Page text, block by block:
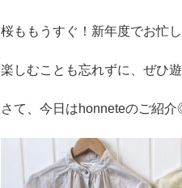
桜ももうすぐ！新年度でお忙
楽しむことも忘れずに、ぜひ
さて、今日はhonneteのご紹